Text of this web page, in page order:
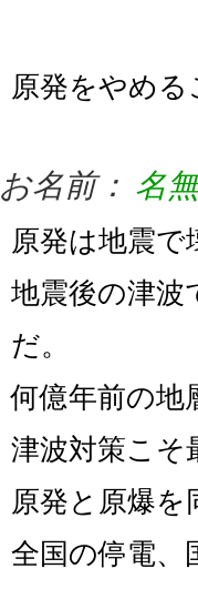
原発をやめ
お名前： 名
原発は地震
地震後の津波
だ。
何億年前の地
津波対策こそ
原発と原爆
全国の停電、